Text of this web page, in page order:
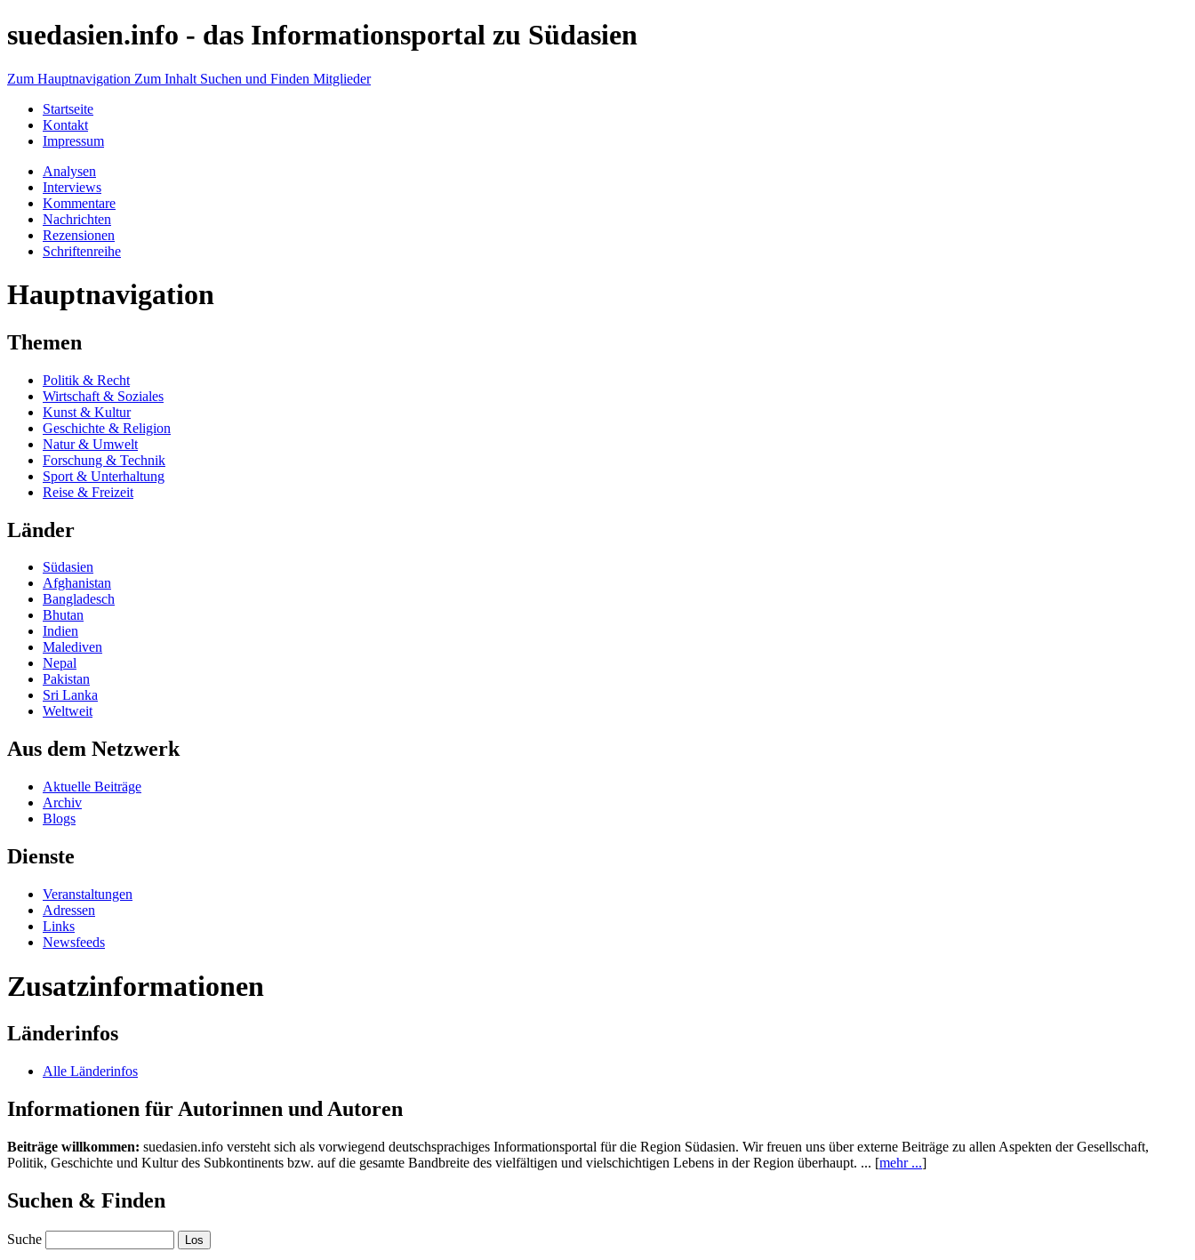
suedasien.info - das Informationsportal zu Südasien
Zum Hauptnavigation Zum Inhalt Suchen und Finden Mitglieder
Startseite
Kontakt
Impressum
Analysen
Interviews
Kommentare
Nachrichten
Rezensionen
Schriftenreihe
Hauptnavigation
Themen
Politik & Recht
Wirtschaft & Soziales
Kunst & Kultur
Geschichte & Religion
Natur & Umwelt
Forschung & Technik
Sport & Unterhaltung
Reise & Freizeit
Länder
Südasien
Afghanistan
Bangladesch
Bhutan
Indien
Malediven
Nepal
Pakistan
Sri Lanka
Weltweit
Aus dem Netzwerk
Aktuelle Beiträge
Archiv
Blogs
Dienste
Veranstaltungen
Adressen
Links
Newsfeeds
Zusatzinformationen
Länderinfos
Alle Länderinfos
Informationen für Autorinnen und Autoren
Beiträge willkommen: suedasien.info versteht sich als vorwiegend deutschsprachiges Informationsportal für die Region Südasien. Wir freuen uns über externe Beiträge zu allen Aspekten der Gesellschaft,
Politik, Geschichte und Kultur des Subkontinents bzw. auf die gesamte Bandbreite des vielfältigen und vielschichtigen Lebens in der Region überhaupt. ... [mehr ...]
Suchen & Finden
Suche